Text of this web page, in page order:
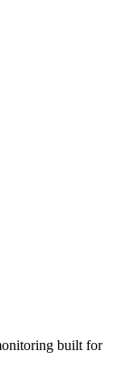
built for